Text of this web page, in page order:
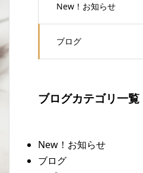
New！お知らせ
ブログ
ブログカテゴリ一覧
New！お知らせ
ブログ